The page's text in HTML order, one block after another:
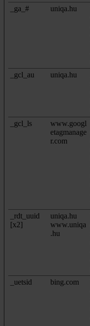
_ga_# uniqa.hu
_gcl_au uniqa.hu
_gcl_ls
www.googl
etagmanage
r.com
_rdt_uuid
[x2]
uniqa.hu
www.uniqa
.hu
_uetsid bing.com